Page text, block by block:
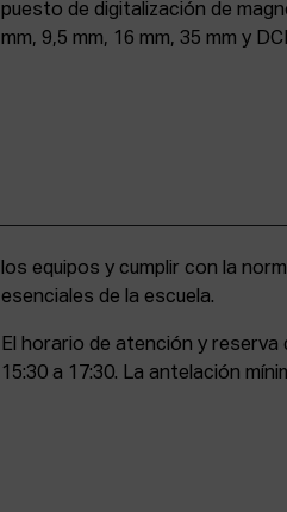
mm, 9,5 mm, 16 mm, 35 mm y
esenciales de la escuela.
El horario de atención y reserva
15:30 a 17:30. La antelación